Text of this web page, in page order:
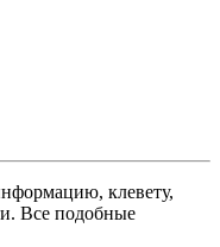
клевету,
Все подобные